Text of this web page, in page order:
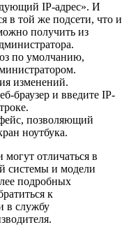
IP-адрес». И
в той же подсети, что и
получить из
по умолчанию,
изменений.
браузер и введите IP-
позволяющий
ноутбука.
отличаться в
системы и модели
подробных
к
в службу